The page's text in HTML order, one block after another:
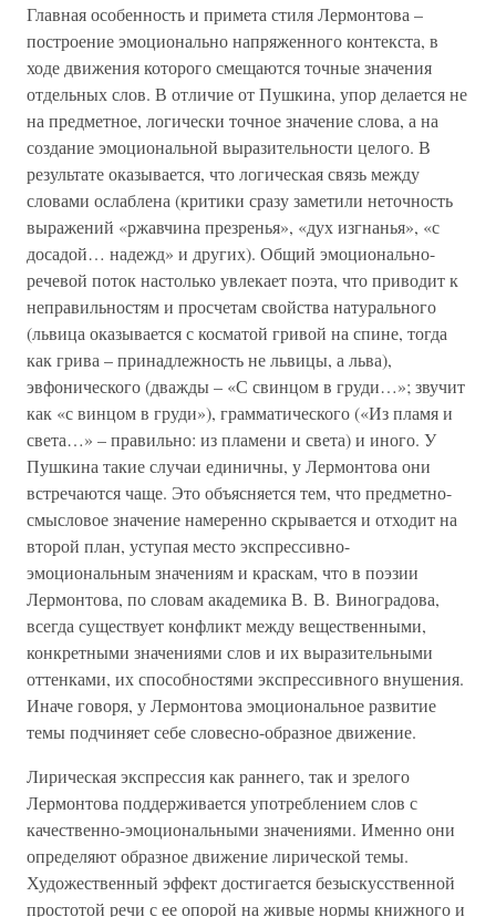
Главная особенность и примета стиля Лермонтова –
построение эмоционально напряженного контекста, в
ходе движения которого смещаются точные значения
отдельных слов. В отличие от Пушкина, упор делается не
на предметное, логически точное значение слова, а на
создание эмоциональной выразительности целого. В
результате оказывается, что логическая связь между
словами ослаблена (критики сразу заметили неточность
выражений «ржавчина презренья», «дух изгнанья», «с
досадой… надежд» и других). Общий эмоционально-
речевой поток настолько увлекает поэта, что приводит к
неправильностям и просчетам свойства натурального
(львица оказывается с косматой гривой на спине, тогда
как грива – принадлежность не львицы, а льва),
эвфонического (дважды – «С свинцом в груди…»; звучит
как «с винцом в груди»), грамматического («Из пламя и
света…» – правильно: из пламени и света) и иного. У
Пушкина такие случаи единичны, у Лермонтова они
встречаются чаще. Это объясняется тем, что предметно-
смысловое значение намеренно скрывается и отходит на
второй план, уступая место экспрессивно-
эмоциональным значениям и краскам, что в поэзии
Лермонтова, по словам академика В. В. Виноградова,
всегда существует конфликт между вещественными,
конкретными значениями слов и их выразительными
оттенками, их способностями экспрессивного внушения.
Иначе говоря, у Лермонтова эмоциональное развитие
темы подчиняет себе словесно-образное движение.
Лирическая экспрессия как раннего, так и зрелого
Лермонтова поддерживается употреблением слов с
качественно-эмоциональными значениями. Именно они
определяют образное движение лирической темы.
Художественный эффект достигается безыскусственной
простотой речи с ее опорой на живые нормы книжного и